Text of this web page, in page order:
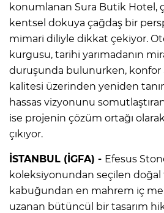
konumlanan Sura Butik Hotel,
kentsel dokuya çağdaş bir
mimari diliyle dikkat çekiyor.
kurgusu, tarihi yarımadanın
duruşunda bulunurken, konfor
kalitesi üzerinden yeniden
hassas vizyonunu
ise projenin çözüm ortağı
çıkıyor.
İSTANBUL (İGFA) - Efesus
koleksiyonundan seçilen doğal
kabuğundan en mahrem iç
uzanan bütüncül bir tasarım